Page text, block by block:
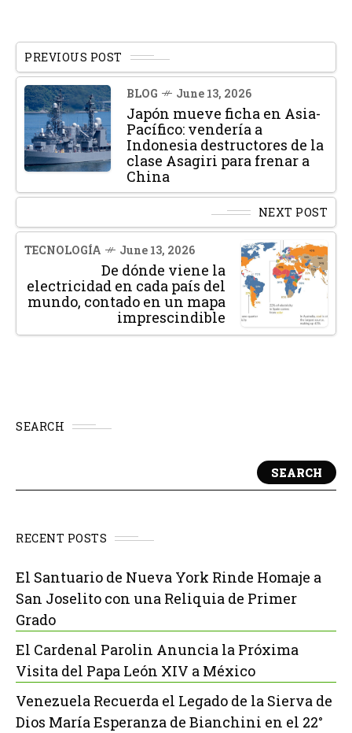
PREVIOUS POST
BLOG June 13, 2026
Japón mueve ficha en Asia-
Pacífico: vendería a
Indonesia destructores de la
clase Asagiri para frenar a
China
NEXT POST
TECNOLOGÍA June 13, 2026
De dónde viene la
electricidad en cada país del
mundo, contado en un mapa
imprescindible
SEARCH
SEARCH
RECENT POSTS
El Santuario de Nueva York Rinde Homaje a
San Joselito con una Reliquia de Primer
Grado
El Cardenal Parolin Anuncia la Próxima
Visita del Papa León XIV a México
Venezuela Recuerda el Legado de la Sierva de
Dios María Esperanza de Bianchini en el 22°